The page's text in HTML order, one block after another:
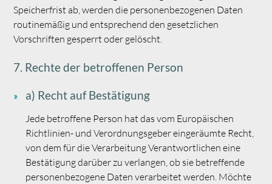
Speicherfrist ab, werden die personenbezogenen Daten
routinemäßig und entsprechend den gesetzlichen
Vorschriften gesperrt oder gelöscht.
7. Rechte der betroffenen Person
a) Recht auf Bestätigung
Jede betroffene Person hat das vom Europäischen
Richtlinien- und Verordnungsgeber eingeräumte Recht,
von dem für die Verarbeitung Verantwortlichen eine
Bestätigung darüber zu verlangen, ob sie betreffende
personenbezogene Daten verarbeitet werden. Möchte